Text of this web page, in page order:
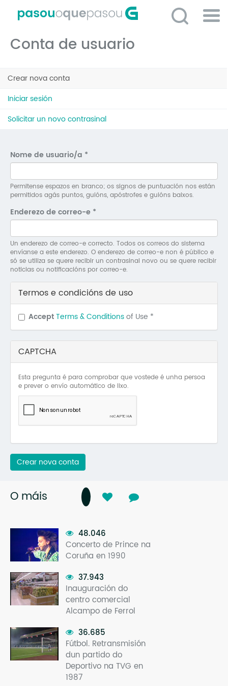
contido
O
O
Conta de usuario
Pestanas
principais
Crear nova conta
Iniciar sesión
Solicitar un novo contrasinal
Nome de usuario/a *
Permitense espazos en branco; os signos de puntuación nos están
permitidos agás puntos, guións, apóstrofes e guións baixos.
Enderezo de correo-e *
Un enderezo de correo-e correcto. Todos os correos do sistema
envíanse a este enderezo. O enderezo de correo-e non é público e
só se utiliza se quere recibir un contrasinal novo ou se quere recibir
noticias ou notificacións por correo-e.
Termos e condicións de uso
AcceptTerms & Conditionsof Use *
CAPTCHA
Esta pregunta é para comprobar que vostede é unha persoa
e prever o envío automático de lixo.
Crear nova conta
O máis
48.046
Concerto de Prince na
Coruña en 1990
37.943
Inauguración do
centro comercial
Alcampo de Ferrol
36.685
Fútbol. Retransmisión
dun partido do
Deportivo na TVG en
1987